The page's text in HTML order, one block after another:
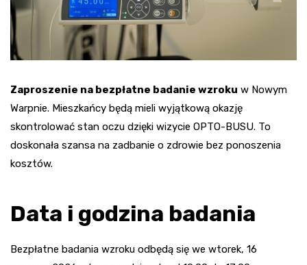
Zaproszenie na bezpłatne badanie wzroku w Nowym
Warpnie. Mieszkańcy będą mieli wyjątkową okazję
skontrolować stan oczu dzięki wizycie OPTO-BUSU. To
doskonała szansa na zadbanie o zdrowie bez ponoszenia
kosztów.
Data i godzina badania
Bezpłatne badania wzroku odbędą się we wtorek, 16